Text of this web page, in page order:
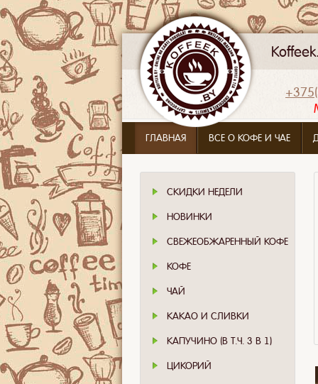
ГЛАВНАЯ ВСЕ О КОФЕ И ЧАЕ
СКИДКИ НЕДЕЛИ
НОВИНКИ
СВЕЖЕОБЖАРЕННЫЙ КОФЕ
КОФЕ
ЧАЙ
КАКАО И СЛИВКИ
КАПУЧИНО (В Т.Ч. 3 В 1)
ЦИКОРИЙ